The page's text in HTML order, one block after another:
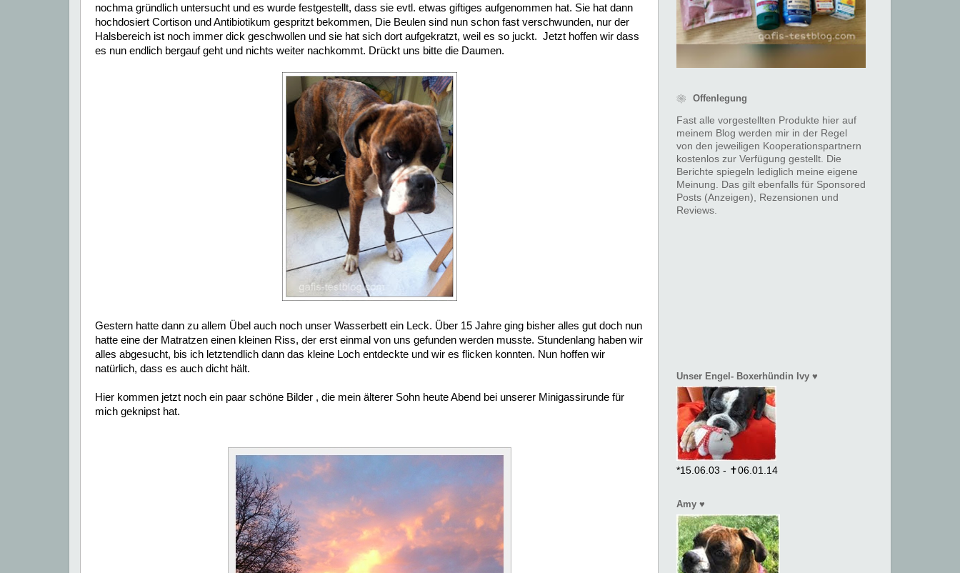
nochma gründlich untersucht und es wurde festgestellt, dass sie evtl. etwas giftiges aufgenommen hat. Sie hat dann
hochdosiert Cortison und Antibiotikum gespritzt bekommen, Die Beulen sind nun schon fast verschwunden, nur der
Halsbereich ist noch immer dick geschwollen und sie hat sich dort aufgekratzt, weil es so juckt. Jetzt hoffen wir dass
es nun endlich bergauf geht und nichts weiter nachkommt. Drückt uns bitte die Daumen.
Gestern hatte dann zu allem Übel auch noch unser Wasserbett ein Leck. Über 15 Jahre ging bisher alles gut doch nun
hatte eine der Matratzen einen kleinen Riss, der erst einmal von uns gefunden werden musste. Stundenlang haben wir
alles abgesucht, bis ich letztendlich dann das kleine Loch entdeckte und wir es flicken konnten. Nun hoffen wir
natürlich, dass es auch dicht hält.
Hier kommen jetzt noch ein paar schöne Bilder , die mein älterer Sohn heute Abend bei unserer Minigassirunde für
mich geknipst hat.
❀ Offenlegung
Fast alle vorgestellten Produkte hier auf
meinem Blog werden mir in der Regel
von den jeweiligen Kooperationspartnern
kostenlos zur Verfügung gestellt. Die
Berichte spiegeln lediglich meine eigene
Meinung. Das gilt ebenfalls für Sponsored
Posts (Anzeigen), Rezensionen und
Reviews.
Unser Engel- Boxerhündin Ivy ♥
*15.06.03 - ✝06.01.14
Amy ♥